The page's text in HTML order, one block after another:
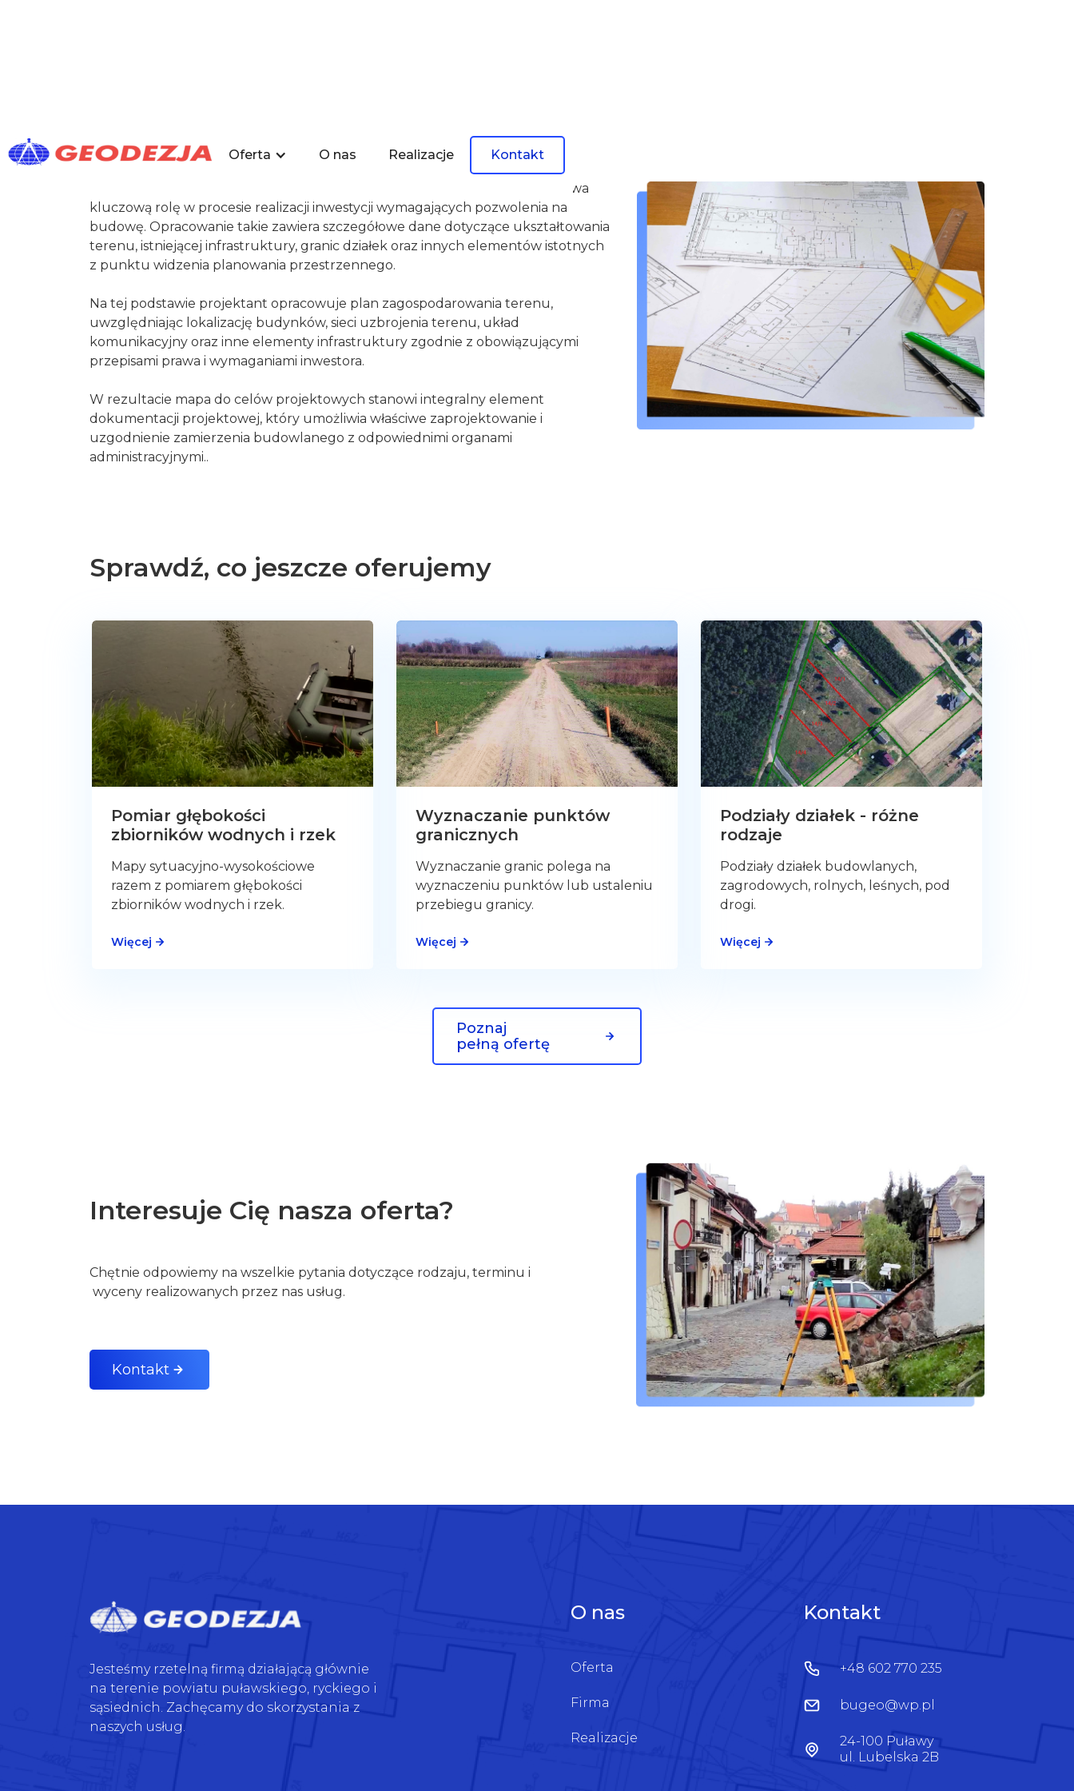
Oferta O nas Realizacje Kontakt
Mapa do celów projektowych jest dokumentem geodezyjnym, który odgrywa
kluczową rolę w procesie realizacji inwestycji wymagających pozwolenia na
budowę. Opracowanie takie zawiera szczegółowe dane dotyczące ukształtowania
terenu, istniejącej infrastruktury, granic działek oraz innych elementów istotnych
z punktu widzenia planowania przestrzennego.
Na tej podstawie projektant opracowuje plan zagospodarowania terenu,
uwzględniając lokalizację budynków, sieci uzbrojenia terenu, układ
komunikacyjny oraz inne elementy infrastruktury zgodnie z obowiązującymi
przepisami prawa i wymaganiami inwestora.
W rezultacie mapa do celów projektowych stanowi integralny element
dokumentacji projektowej, który umożliwia właściwe zaprojektowanie i
uzgodnienie zamierzenia budowlanego z odpowiednimi organami
administracyjnymi..
Sprawdź, co jeszcze oferujemy
Pomiar głębokości
zbiorników wodnych i rzek
Mapy sytuacyjno-wysokościowe
razem z pomiarem głębokości
zbiorników wodnych i rzek.
Więcej
Wyznaczanie punktów
granicznych
Wyznaczanie granic polega na
wyznaczeniu punktów lub ustaleniu
przebiegu granicy.
Więcej
Podziały działek - różne
rodzaje
Podziały działek budowlanych,
zagrodowych, rolnych, leśnych, pod
drogi.
Więcej
Poznaj
pełną ofertę
Interesuje Cię nasza oferta?
Chętnie odpowiemy na wszelkie pytania dotyczące rodzaju, terminu i
wyceny realizowanych przez nas usług.
Kontakt
Jesteśmy rzetelną firmą działającą głównie
na terenie powiatu puławskiego, ryckiego i
sąsiednich. Zachęcamy do skorzystania z
naszych usług.
O nas
Oferta
Firma
Realizacje
Kontakt
+48 602 770 235
bugeo@wp.pl
24-100 Puławy
ul. Lubelska 2B